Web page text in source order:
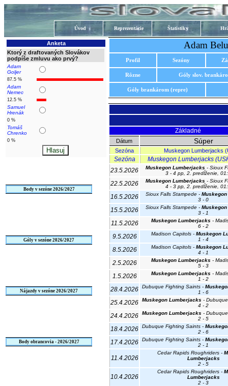
Úvod Reprezentácie Štatistiky
Anketa
Ktorý z draftovaných Slovákov
podpíše zmluvu ako prvý?
Adam
Goljer
87.5 %
Adam
Nemec
12.5 %
Samuel
Hrenák
0 %
Tomáš
Chrenko
0 %
Body v sezóne 2026/2027
Góly v sezóne 2026/2027
Nájazdy v sezóne 2026/2027
Body obrancovia - 2026/2027
Adam
Profil Sezóny
Rôzne Góly slov.
Góly brankárom (repre)
Základné
Dátum Súper
Sezóna Muskegon Lumberjacks
Sezóna
Muskegon Lumberjacks
23.5.2026
Muskegon Lumberjacks - Sioux
3 - 4 pp, 2. predĺženie,
22.5.2026 Muskegon Lumberjacks - Sioux
4 - 3 pp, 2. predĺženie,
16.5.2026 Sioux Falls Stampede -
3 - 0
15.5.2026 Sioux Falls Stampede -
3 - 1
11.5.2026 Muskegon Lumberjacks -
6 - 2
9.5.2026 Madison Capitols - Muskegon
1 - 4
8.5.2026 Madison Capitols - Muskegon
4 - 1
2.5.2026 Muskegon Lumberjacks -
5 - 3
1.5.2026 Muskegon Lumberjacks -
1 - 2
28.4.2026 Dubuque Fighting Saints -
1 - 6
25.4.2026 Muskegon Lumberjacks -
4 - 2
24.4.2026 Muskegon Lumberjacks -
2 - 5
18.4.2026 Dubuque Fighting Saints -
2 - 6
17.4.2026 Dubuque Fighting Saints -
2 - 1
11.4.2026
Cedar Rapids Roughriders -
Lumberjacks
2 - 5
10.4.2026
Cedar Rapids Roughriders -
Lumberjacks
2 - 3